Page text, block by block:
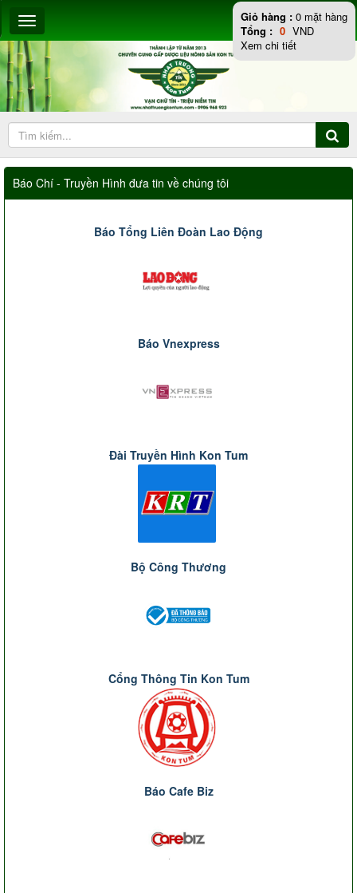
Báo Chí - Truyền Hình đưa tin về chúng tôi
Báo Tổng Liên Đoàn Lao Động
Báo Vnexpress
Đài Truyền Hình Kon Tum
Bộ Công Thương
Cổng Thông Tin Kon Tum
Báo Cafe Biz
Giỏ hàng : 0 mặt hàng
Tổng : 0 VND
Xem chi tiết